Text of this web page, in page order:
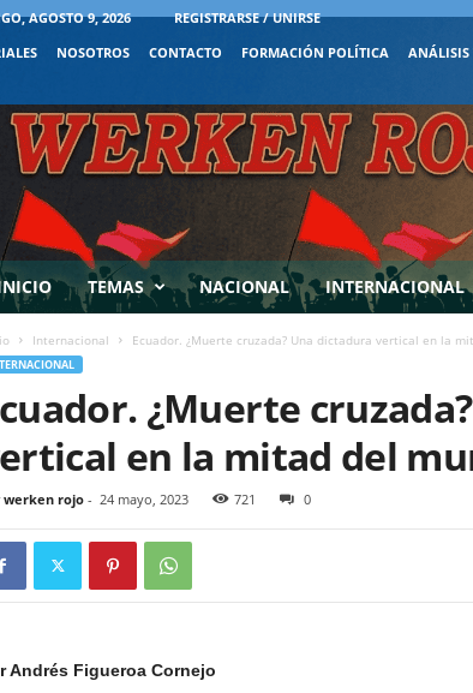
AGOSTO 9, 2026
REGISTRARSE / UNIRSE
NOSOTROS CONTACTO FORMACIÓN POLÍTICA ANÁLISIS
TEMAS NACIONAL INTERNACIONAL
Internacional Ecuador. ¿Muerte cruzada? Una dictadura vertical en la
¿Muerte
en la mitad del
werken rojo- 24 mayo, 2023 721 0
Andrés Figueroa Cornejo